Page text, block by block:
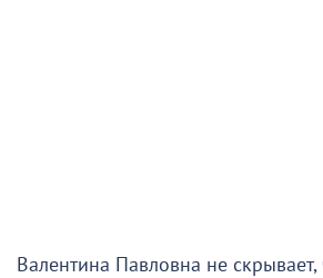
Валентина Павловна не